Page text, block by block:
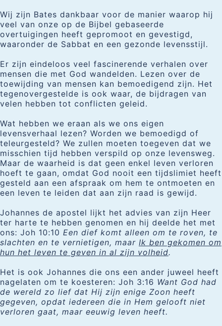
Wij zijn Bates dankbaar voor de manier waarop hij
veel van onze op de Bijbel gebaseerde
overtuigingen heeft gepromoot en gevestigd,
waaronder de Sabbat en een gezonde levensstijl.
Er zijn eindeloos veel fascinerende verhalen over
mensen die met God wandelden. Lezen over de
toewijding van mensen kan bemoedigend zijn. Het
tegenovergestelde is ook waar, de bijdragen van
velen hebben tot conflicten geleid.
Wat hebben we eraan als we ons eigen
levensverhaal lezen? Worden we bemoedigd of
teleurgesteld? We zullen moeten toegeven dat we
misschien tijd hebben verspild op onze levensweg.
Maar de waarheid is dat geen enkel leven verloren
hoeft te gaan, omdat God nooit een tijdslimiet heeft
gesteld aan een afspraak om hem te ontmoeten en
een leven te leiden dat aan zijn raad is gewijd.
Johannes de apostel lijkt het advies van zijn Heer
ter harte te hebben genomen en hij deelde het met
ons: Joh 10:10 Een dief komt alleen om te roven, te
slachten en te vernietigen, maar Ik ben gekomen om
hun het leven te geven in al zijn volheid.
Het is ook Johannes die ons een ander juweel heeft
nagelaten om te koesteren: Joh 3:16 Want God had
de wereld zo lief dat Hij zijn enige Zoon heeft
gegeven, opdat iedereen die in Hem gelooft niet
verloren gaat, maar eeuwig leven heeft.